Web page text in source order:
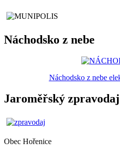
Náchodsko z nebe
Náchodsko z nebe
Jaroměřský zpravodaj
Obec Hořenice